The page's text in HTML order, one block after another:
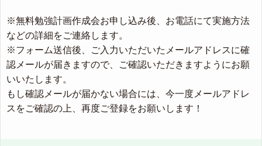
※無料勉強計画作成会お申し込み後、お電話にて実施方法
などの詳細をご連絡します。
※フォーム送信後、ご入力いただいたメールアドレスに確
認メールが届きますので、ご確認いただきますようにお願
いいたします。
もし確認メールが届かない場合には、今一度メールアドレ
スをご確認の上、再度ご登録をお願いします！